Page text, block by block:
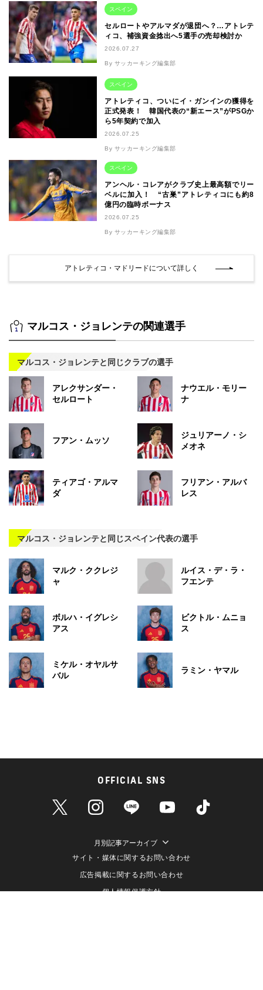
スペイン
セルロートやアルマダが退団へ？…アトレテ
ィコ、補強資金捻出へ5選手の売却検討か
2026.07.27
By サッカーキング編集部
スペイン
アトレティコ、ついにイ・ガンインの獲得を
正式発表！ 韓国代表の“新エース”がPSGか
ら5年契約で加入
2026.07.25
By サッカーキング編集部
スペイン
アンヘル・コレアがクラブ史上最高額でリー
ベルに加入！ “古巣”アトレティコにも約8
億円の臨時ボーナス
2026.07.25
By サッカーキング編集部
アトレティコ・マドリードについて詳しく
マルコス・ジョレンテの関連選手
マルコス・ジョレンテと同じクラブの選手
アレクサンダー・
セルロート
ナウエル・モリー
ナ
フアン・ムッソ
ジュリアーノ・シ
メオネ
ティアゴ・アルマ
ダ
フリアン・アルバ
レス
マルコス・ジョレンテと同じスペイン代表の選手
マルク・ククレジ
ャ
ルイス・デ・ラ・
フエンテ
ボルハ・イグレシ
アス
ビクトル・ムニョ
ス
ミケル・オヤルサ
バル
ラミン・ヤマル
OFFICIAL SNS
月別記事アーカイブ
サイト・媒体に関するお問い合わせ
広告掲載に関するお問い合わせ
個人情報保護方針